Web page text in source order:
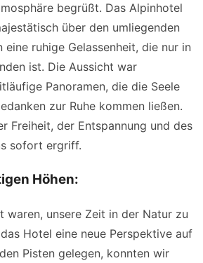
begrüßt. Das Alpinhotel
über den umliegenden
ruhige Gelassenheit, die nur in
ist. Die Aussicht war
Panoramen, die die Seele
zur Ruhe kommen ließen.
Freiheit, der Entspannung und des
sofort ergriff.
Höhen:
waren, unsere Zeit in der Natur zu
Hotel eine neue Perspektive auf
Pisten gelegen, konnten wir